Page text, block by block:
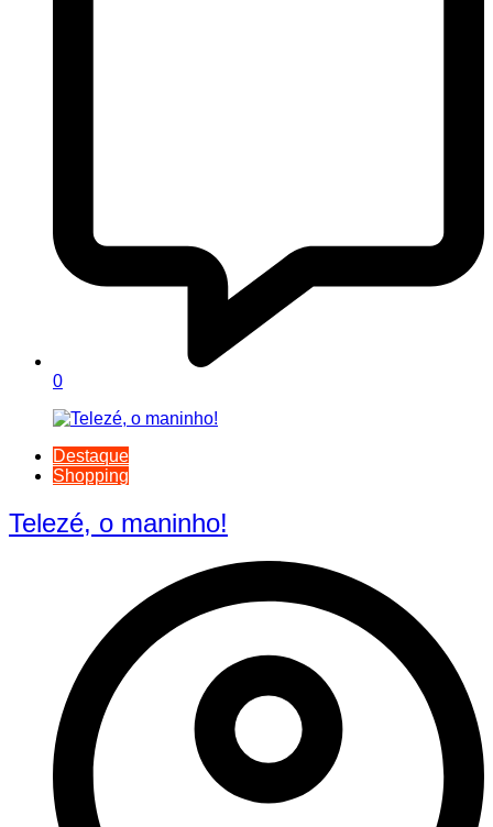
0
Destaque
Shopping
Telezé, o maninho!